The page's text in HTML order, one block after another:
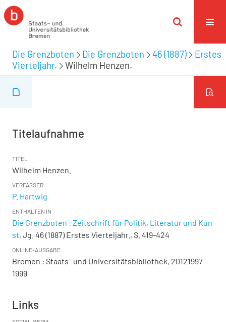
Die Grenzboten Die Grenzboten 46 (1887)
Erstes
Vierteljahr.
Wilhelm Henzen.
Titelaufnahme
TITEL
Wilhelm Henzen.
VERFASSER
P. Hartwig
ENTHALTEN IN
Die Grenzboten : Zeitschrift für Politik, Literatur und Kun
st, Jg. 46 (1887) Erstes Vierteljahr., S. 419-424
ONLINE-AUSGABE
Bremen : Staats- und Universitätsbibliothek, 20121997 -
1999
Links